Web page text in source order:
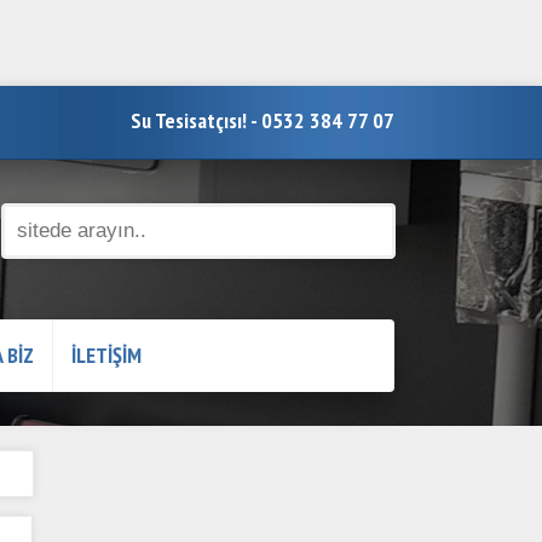
Su Tesisatçısı! - 0532 384 77 07
BİZ İLETİŞİM